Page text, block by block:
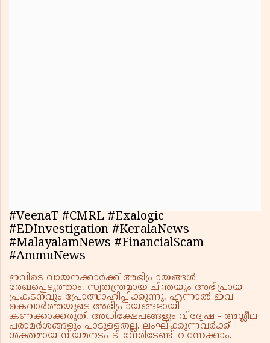
#VeenaT #CMRL #Exalogic
#EDInvestigation #KeralaNews
#MalayalamNews #FinancialScam
#AmmuNews
ഇവിടെ വായനക്കാർക്ക് അഭിപ്രായങ്ങൾ
രേഖപ്പെടുത്താം. സ്വതന്ത്രമായ ചിന്തയും അഭിപ്രായ
പ്രകടനവും പ്രോത്സാഹിപ്പിക്കുന്നു. എന്നാൽ ഇവ
കെവാർത്തയുടെ അഭിപ്രായങ്ങളായി
കണക്കാക്കരുത്. അധിക്ഷേപങ്ങളും വിദ്വേഷ - അശ്ലീല
പരാമർശങ്ങളും പാടുള്ളതല്ല. ലംഘിക്കുന്നവർക്ക്
ശക്തമായ നിയമനടപടി നേരിടേണ്ടി വന്നേക്കാം.